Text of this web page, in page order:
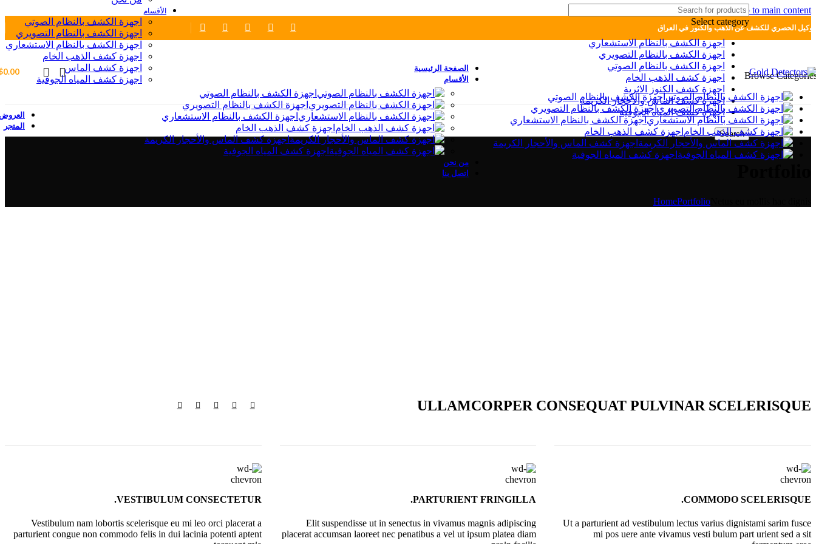
Skip to navigationSkip to main content
الحصري للكشف عن الذهب والكنوز في العراق
الأقسام
اجهزة الكشف بالنظام الصوتي
اجهزة الكشف بالنظام التصويري
اجهزة الكشف بالنظام الاستشعاري
اجهزة كشف الذهب الخام
اجهزة كشف الماس
اجهزة كشف المياه الجوفية
Select category
اجهزة الكشف بالنظام الاستشعاري
اجهزة الكشف بالنظام التصويري
اجهزة الكشف بالنظام الصوتي
اجهزة كشف الذهب الخام
اجهزة كشف الكنوز الاثرية
اجهزة كشف الماس والأحجار الكريمة
اجهزة كشف المياه الجوفية
Search
0.00 Browse
اجهزة الكشف بالنظام الصوتي
اجهزة الكشف بالنظام التصويري
اجهزة الكشف بالنظام الاستشعاري
اجهزة كشف الذهب الخام
اجهزة كشف الماس والأحجار الكريمة
اجهزة كشف المياه الجوفية
الصفحة الرئيسية
الأقسام
اجهزة الكشف بالنظام الصوتي
اجهزة الكشف بالنظام التصويري
اجهزة الكشف بالنظام الاستشعاري
اجهزة كشف الذهب الخام
اجهزة كشف الماس والأحجار الكريمة
اجهزة كشف المياه الجوفية
من نحن
اتصل بنا
المتجر
HomePortfolio
ULLAMCORPER CONSEQUAT PULVINAR SCELERISQUE
COMMODO SCELERISQUE.
Ut a parturient ad vestibulum lectus varius dignistami sarim fusce
mi pos uere ante vivamus vesti bulum part urient sed a sit
PARTURIENT FRINGILLA.
Elit suspendisse ut in senectus in vivamus magnis adipiscing
placerat accumsan laoreet nec penatibus a vel ut ipsum platea diam
VESTIBULUM CONSECTETUR.
Vestibulum nam lobortis scelerisque eu mi leo orci placerat a
parturient congue non commodo felis in dui lacinia potenti aptent